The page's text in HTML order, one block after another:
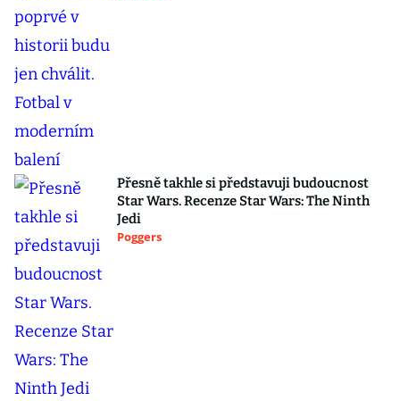
Přesně takhle si představuji budoucnost
Star Wars. Recenze Star Wars: The Ninth
Jedi
Poggers